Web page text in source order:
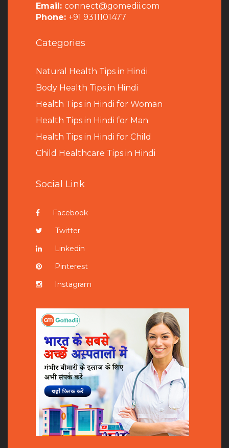
Email: connect@gomedii.com
Phone: +91 9311101477
Categories
Natural Health Tips in Hindi
Body Health Tips in Hindi
Health Tips in Hindi for Woman
Health Tips in Hindi for Man
Health Tips in Hindi for Child
Child Healthcare Tips in Hindi
Social Link
Facebook
Twitter
Linkedin
Pinterest
Instagram